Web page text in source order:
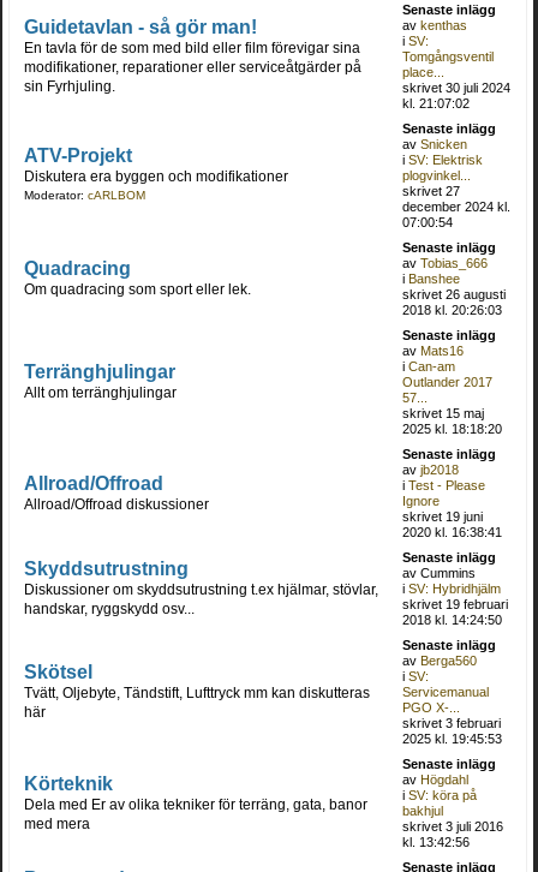
Guidetavlan - så gör man!
En tavla för de som med bild eller film förevigar sina
modifikationer, reparationer eller serviceåtgärder på
sin Fyrhjuling.
Senaste inlägg
avkenthas
iSV:
Tomgångsventil
place...
skrivet 30 juli 2024
kl. 21:07:02
ATV-Projekt
Diskutera era byggen och modifikationer
Moderator: cARLBOM
Senaste inlägg
avSnicken
iSV: Elektrisk
plogvinkel...
skrivet 27
december 2024 kl.
07:00:54
Quadracing
Om quadracing som sport eller lek.
Senaste inlägg
avTobias_666
iBanshee
skrivet 26 augusti
2018 kl. 20:26:03
Terränghjulingar
Allt om terränghjulingar
Senaste inlägg
avMats16
iCan-am
Outlander 2017
57...
skrivet 15 maj
2025 kl. 18:18:20
Allroad/Offroad
Allroad/Offroad diskussioner
Senaste inlägg
avjb2018
iTest - Please
Ignore
skrivet 19 juni
2020 kl. 16:38:41
Skyddsutrustning
Diskussioner om skyddsutrustning t.ex hjälmar, stövlar,
handskar, ryggskydd osv...
Senaste inlägg
av Cummins
iSV: Hybridhjälm
skrivet 19 februari
2018 kl. 14:24:50
Skötsel
Tvätt, Oljebyte, Tändstift, Lufttryck mm kan diskutteras
här
Senaste inlägg
avBerga560
iSV:
Servicemanual
PGO X-...
skrivet 3 februari
2025 kl. 19:45:53
Körteknik
Dela med Er av olika tekniker för terräng, gata, banor
med mera
Senaste inlägg
avHögdahl
iSV: köra på
bakhjul
skrivet 3 juli 2016
kl. 13:42:56
Senaste inlägg